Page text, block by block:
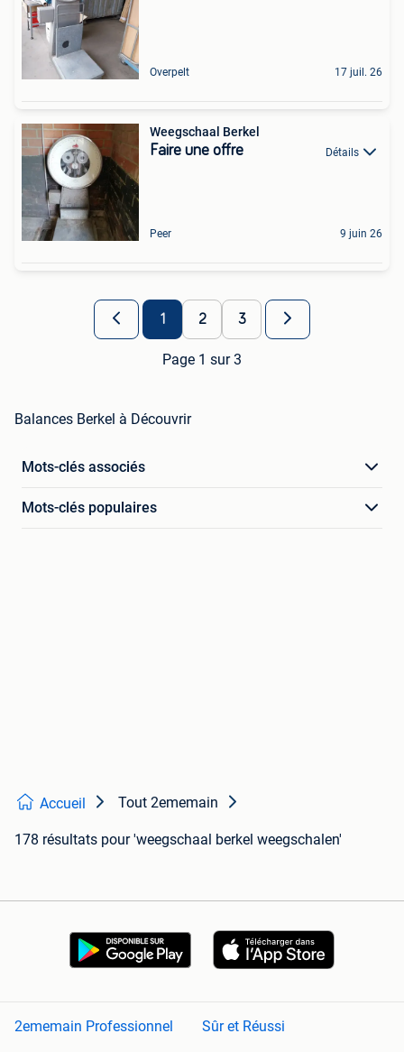
Overpelt 17 juil. 26
Weegschaal Berkel
Faire une offre Détails
Peer 9 juin 26
1 2 3
Page 1 sur 3
Balances Berkel à Découvrir
Mots-clés associés
Mots-clés populaires
Accueil Tout 2ememain
178 résultats pour 'weegschaal berkel weegschalen'
2ememain Professionnel Sûr et Réussi